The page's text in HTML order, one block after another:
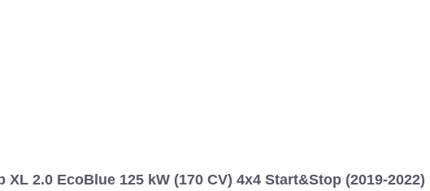
XL 2.0 EcoBlue 125 kW (170 CV) 4x4 Start&Stop (2019-2022) |